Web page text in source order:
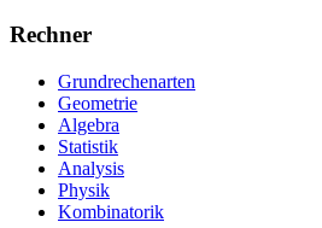
Rechner
Grundrechenarten
Geometrie
Algebra
Statistik
Analysis
Physik
Kombinatorik